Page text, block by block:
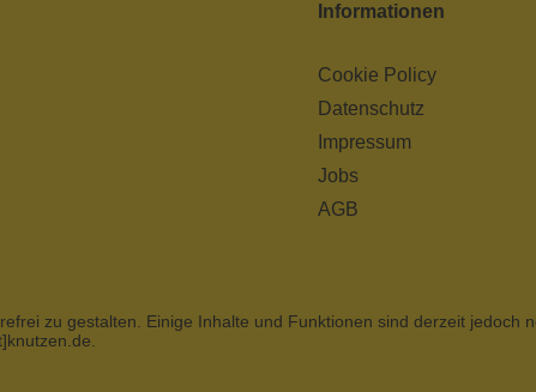
Informationen
Cookie Policy
Datenschutz
Impressum
Jobs
AGB
zu gestalten. Einige Inhalte und Funktionen sind derzeit jedoch